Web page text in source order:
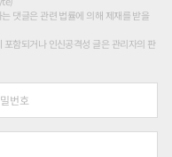
댓글은 관련 법률에 의해 제재를 받을
함되거나 인신공격성 글은 관리자의 판